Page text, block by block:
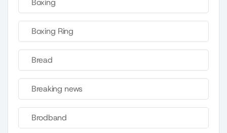
Boxing
Boxing Ring
Bread
Breaking news
Brodband